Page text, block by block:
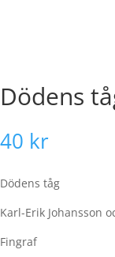
Dödens
40 kr
Dödens tåg
Karl-Erik Johansson
Fingraf